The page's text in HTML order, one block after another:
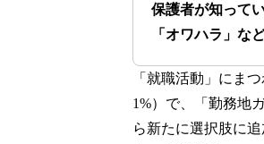
保護者が知って
「オワハラ」な
「就職活動」にま
1%）で、「勤務地
ら新たに選択肢に